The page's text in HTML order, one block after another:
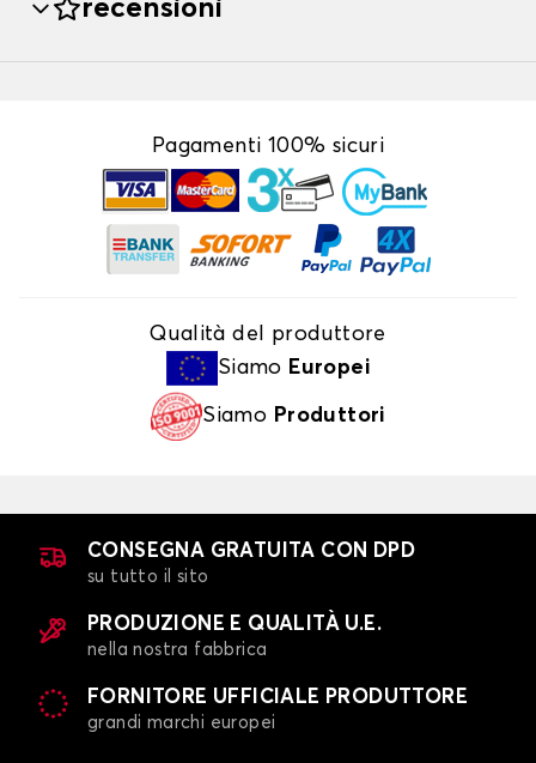
recensioni
Pagamenti 100% sicuri
Qualità del produttore
Siamo Europei
Siamo Produttori
CONSEGNA GRATUITA CON DPD
su tutto il sito
PRODUZIONE E QUALITÀ U.E.
nella nostra fabbrica
FORNITORE UFFICIALE PRODUTTORE
grandi marchi europei